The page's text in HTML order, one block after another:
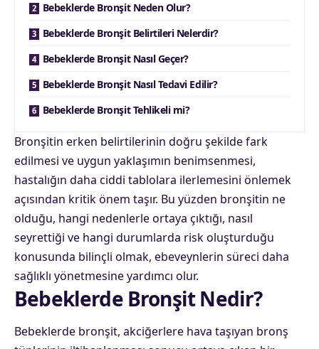
Bebeklerde Bronşit Neden Olur?
Bebeklerde Bronşit Belirtileri Nelerdir?
Bebeklerde Bronşit Nasıl Geçer?
Bebeklerde Bronşit Nasıl Tedavi Edilir?
Bebeklerde Bronşit Tehlikeli mi?
Bronşitin erken belirtilerinin doğru şekilde fark
edilmesi ve uygun yaklaşımın benimsenmesi,
hastalığın daha ciddi tablolara ilerlemesini önlemek
açısından kritik önem taşır. Bu yüzden bronşitin ne
olduğu, hangi nedenlerle ortaya çıktığı, nasıl
seyrettiği ve hangi durumlarda risk oluşturduğu
konusunda bilinçli olmak, ebeveynlerin süreci daha
sağlıklı yönetmesine yardımcı olur.
Bebeklerde Bronşit Nedir?
Bebeklerde bronşit, akciğerlere hava taşıyan bronş